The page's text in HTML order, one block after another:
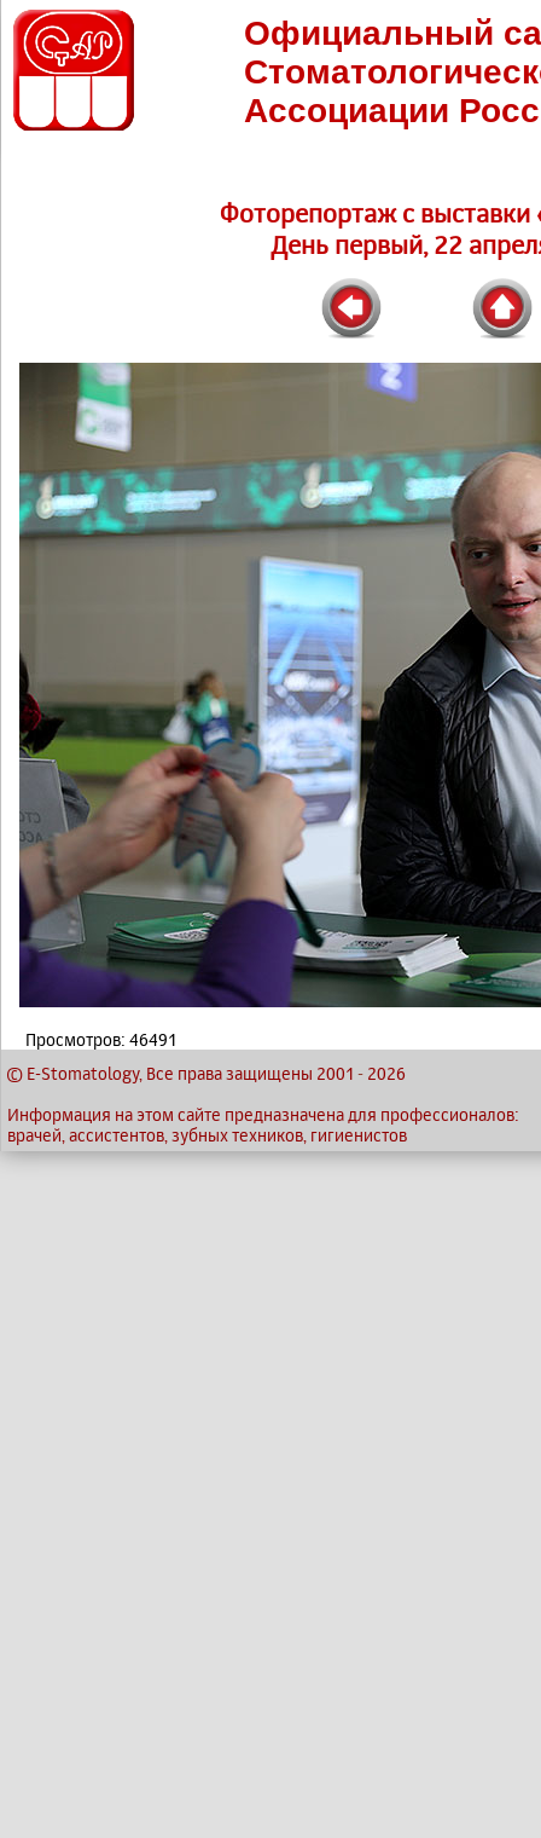
Официальный
Ассоциации
Фоторепортаж c выставки
День первый, 22
Просмотров: 46491
© E-Stomatology, Все права защищены 2001 - 2026
Информация на этом сайте предназначена для профессионалов:
врачей, ассистентов, зубных техников, гигиенистов